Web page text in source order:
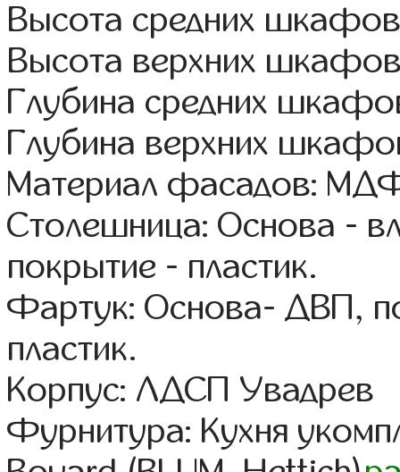
Высота средних
Высота верхних
Глубина средних
Глубина верхних
Материал фасадов:
Столешница: Основа -
покрытие - пластик.
Фартук: Основа- ДВП,
пластик.
Корпус: ЛДСП Увадрев
Фурнитура: Кухня